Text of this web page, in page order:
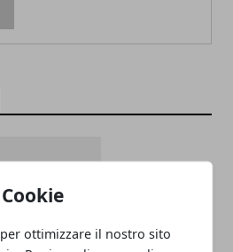
ottimizzare il nostro sito